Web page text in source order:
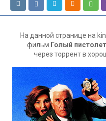
На данной странице на
фильм Голый
через торрент в